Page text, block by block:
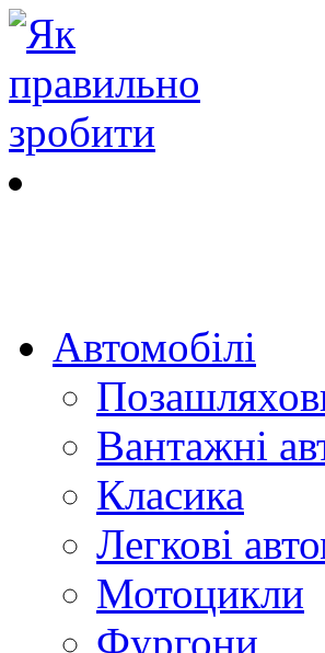
Автомобілі
Вантажні
Класика
Легкові
Мотоцикли
Фургони